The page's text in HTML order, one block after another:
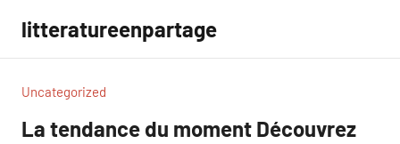
contenu
litteratureenpartage
Uncategorized
La tendance du moment Découvrez